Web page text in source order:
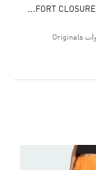
ح
ذاء للأطفال SUPERSTAR 360 COMFORT CLOSURE